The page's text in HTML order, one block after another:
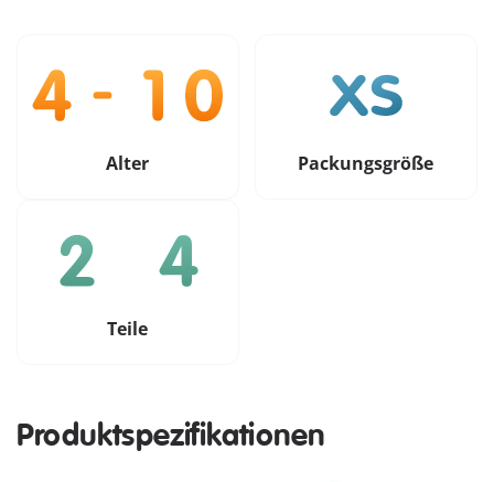
Alter Packungsgröße
Teile
Produktspezifikationen